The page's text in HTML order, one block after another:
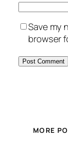
Save my
browser
MORE